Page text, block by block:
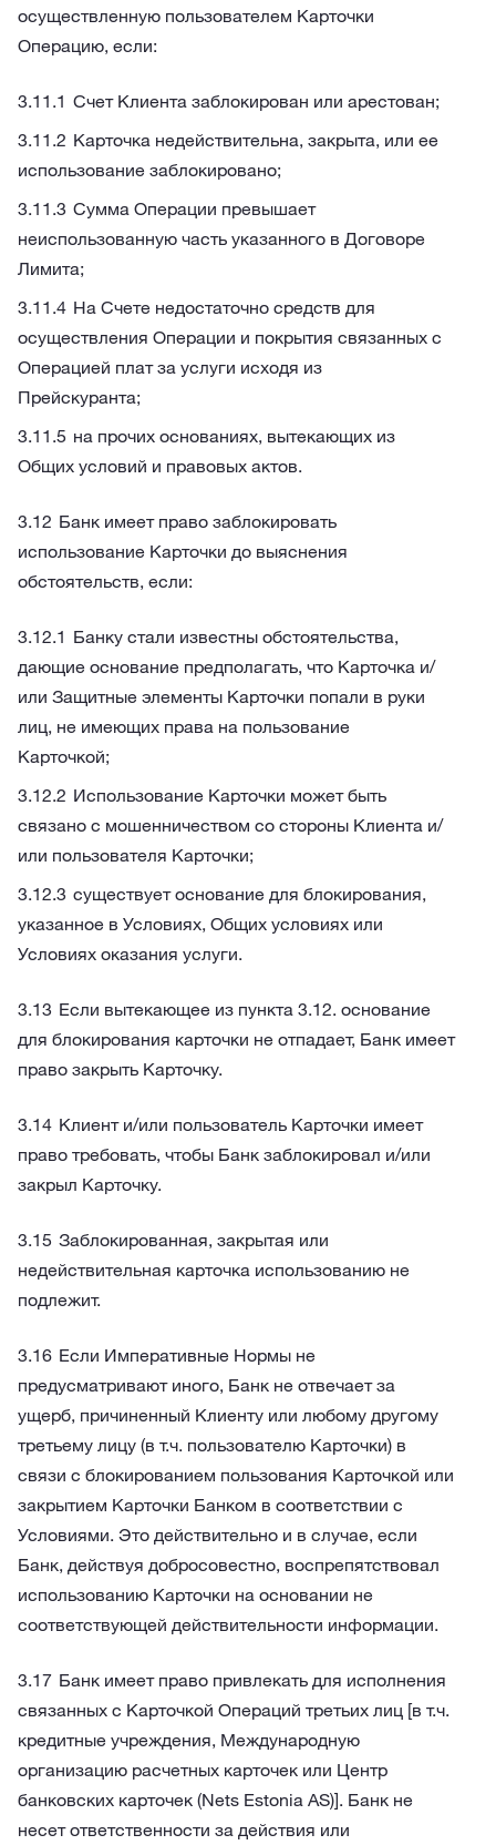
осуществленную пользователем Карточки
Операцию, если:
Счет Клиента заблокирован или арестован;
Карточка недействительна, закрыта, или ее
использование заблокировано;
Сумма Операции превышает
неиспользованную часть указанного в Договоре
Лимита;
На Счете недостаточно средств для
осуществления Операции и покрытия связанных с
Операцией плат за услуги исходя из
Прейскуранта;
на прочих основаниях, вытекающих из
Общих условий и правовых актов.
Банк имеет право заблокировать
использование Карточки до выяснения
обстоятельств, если:
Банку стали известны обстоятельства,
дающие основание предполагать, что Карточка и/
или Защитные элементы Карточки попали в руки
лиц, не имеющих права на пользование
Карточкой;
Использование Карточки может быть
связано с мошенничеством со стороны Клиента и/
или пользователя Карточки;
существует основание для блокирования,
указанное в Условиях, Общих условиях или
Условиях оказания услуги.
Если вытекающее из пункта 3.12. основание
для блокирования карточки не отпадает, Банк имеет
право закрыть Карточку.
Клиент и/или пользователь Карточки имеет
право требовать, чтобы Банк заблокировал и/или
закрыл Карточку.
Заблокированная, закрытая или
недействительная карточка использованию не
подлежит.
Если Императивные Нормы не
предусматривают иного, Банк не отвечает за
ущерб, причиненный Клиенту или любому другому
третьему лицу (в т.ч. пользователю Карточки) в
связи с блокированием пользования Карточкой или
закрытием Карточки Банком в соответствии с
Условиями. Это действительно и в случае, если
Банк, действуя добросовестно, воспрепятствовал
использованию Карточки на основании не
соответствующей действительности информации.
Банк имеет право привлекать для исполнения
связанных с Карточкой Операций третьих лиц [в т.ч.
кредитные учреждения, Международную
организацию расчетных карточек или Центр
банковских карточек (Nets Estonia AS)]. Банк не
несет ответственности за действия или